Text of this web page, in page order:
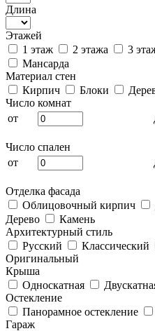
Длина
Этажей
1 этаж
2 этажа
3
Мансарда
Материал стен
Кирпич
Блоки
Число комнат
от
Число спален
от
Отделка фасада
Облицовочный кирпич
Дерево
Камень
Архитектурный стиль
Русский
Классический
Оригинальный
Крыша
Односкатная
Остекление
Панорамное остекление
Гараж